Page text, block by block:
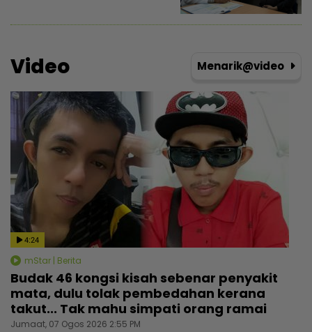
Video Menarik@video
4:24
mStar | Berita
Budak 46 kongsi kisah sebenar penyakit
mata, dulu tolak pembedahan kerana
takut... Tak mahu simpati orang ramai
Jumaat, 07 Ogos 2026 2:55 PM